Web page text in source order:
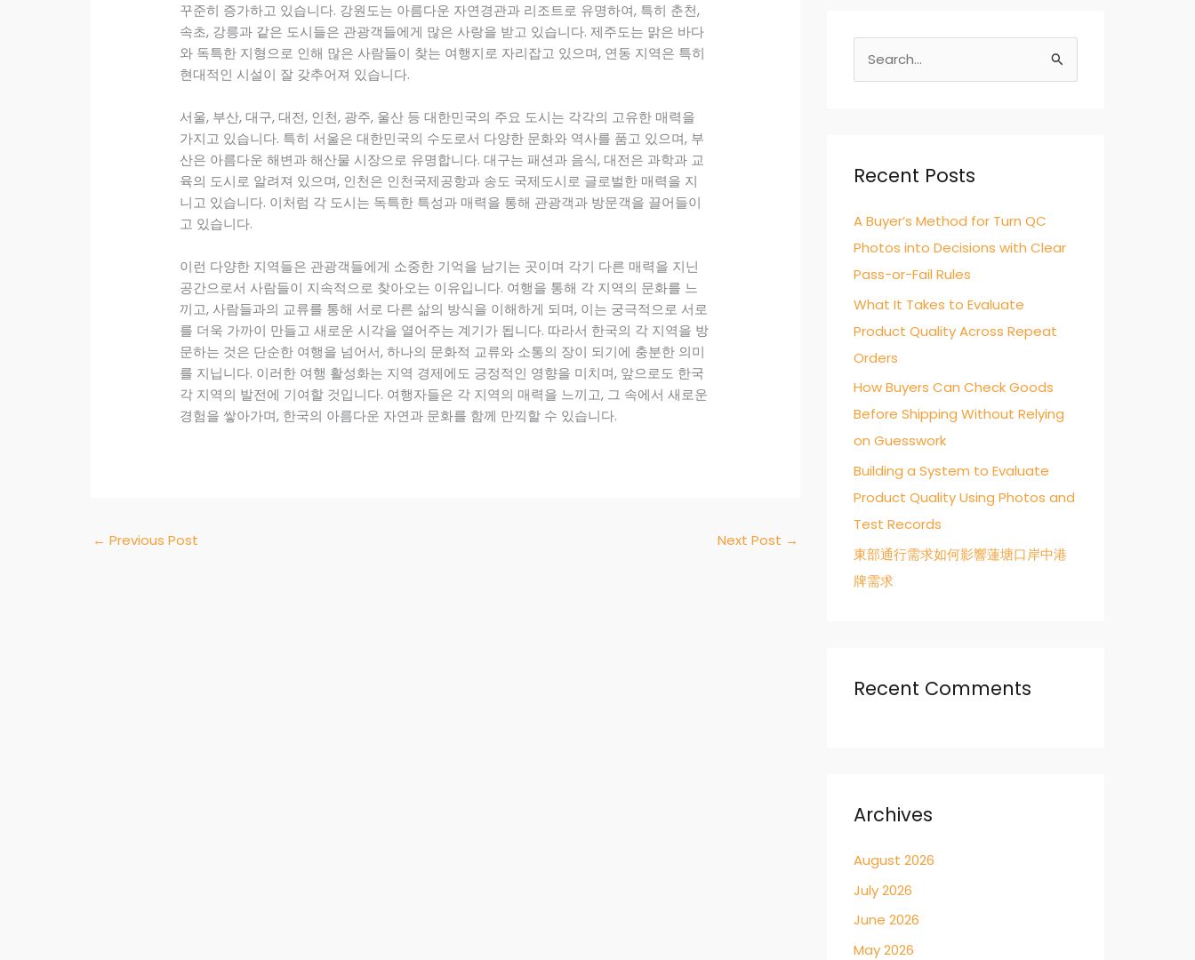
꾸준히 증가하고 있습니다. 강원도는 아름다운 자연경관과 리조트로 유명하여, 특히 춘천,
속초, 강릉과 같은 도시들은 관광객들에게 많은 사랑을 받고 있습니다. 제주도는 맑은 바다
와 독특한 지형으로 인해 많은 사람들이 찾는 여행지로 자리잡고 있으며, 연동 지역은 특히
현대적인 시설이 잘 갖추어져 있습니다.
서울, 부산, 대구, 대전, 인천, 광주, 울산 등 대한민국의 주요 도시는 각각의 고유한 매력을
가지고 있습니다. 특히 서울은 대한민국의 수도로서 다양한 문화와 역사를 품고 있으며, 부
산은 아름다운 해변과 해산물 시장으로 유명합니다. 대구는 패션과 음식, 대전은 과학과 교
육의 도시로 알려져 있으며, 인천은 인천국제공항과 송도 국제도시로 글로벌한 매력을 지
니고 있습니다. 이처럼 각 도시는 독특한 특성과 매력을 통해 관광객과 방문객을 끌어들이
고 있습니다.
이런 다양한 지역들은 관광객들에게 소중한 기억을 남기는 곳이며 각기 다른 매력을 지닌
공간으로서 사람들이 지속적으로 찾아오는 이유입니다. 여행을 통해 각 지역의 문화를 느
끼고, 사람들과의 교류를 통해 서로 다른 삶의 방식을 이해하게 되며, 이는 궁극적으로 서로
를 더욱 가까이 만들고 새로운 시각을 열어주는 계기가 됩니다. 따라서 한국의 각 지역을 방
문하는 것은 단순한 여행을 넘어서, 하나의 문화적 교류와 소통의 장이 되기에 충분한 의미
를 지닙니다. 이러한 여행 활성화는 지역 경제에도 긍정적인 영향을 미치며, 앞으로도 한국
각 지역의 발전에 기여할 것입니다. 여행자들은 각 지역의 매력을 느끼고, 그 속에서 새로운
경험을 쌓아가며, 한국의 아름다운 자연과 문화를 함께 만끽할 수 있습니다.
← Previous Post Next Post →
e
c
f
o
r
:
Recent Posts
A Buyer’s Method for Turn QC
Photos into Decisions with Clear
Pass-or-Fail Rules
What It Takes to Evaluate
Product Quality Across Repeat
Orders
How Buyers Can Check Goods
Before Shipping Without Relying
on Guesswork
Building a System to Evaluate
Product Quality Using Photos and
Test Records
東部通行需求如何影響蓮塘口岸中港
牌需求
Recent Comments
Archives
August 2026
July 2026
June 2026
May 2026